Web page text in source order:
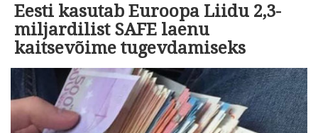
Eesti kasutab Euroopa Liidu 2,3-
miljardilist SAFE laenu
kaitsevõime tugevdamiseks